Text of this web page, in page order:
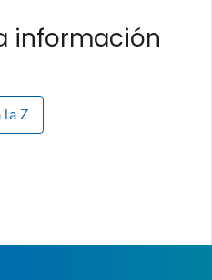
información
la Z